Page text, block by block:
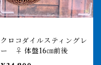
クロコダイルスティングレ
ー ♀ 体盤16㎝前後